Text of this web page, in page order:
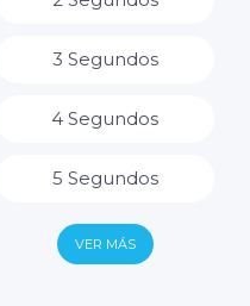
15 Horas
3 Segundos
4 Segundos
5 Segundos
6 Segundos
VER MÁS